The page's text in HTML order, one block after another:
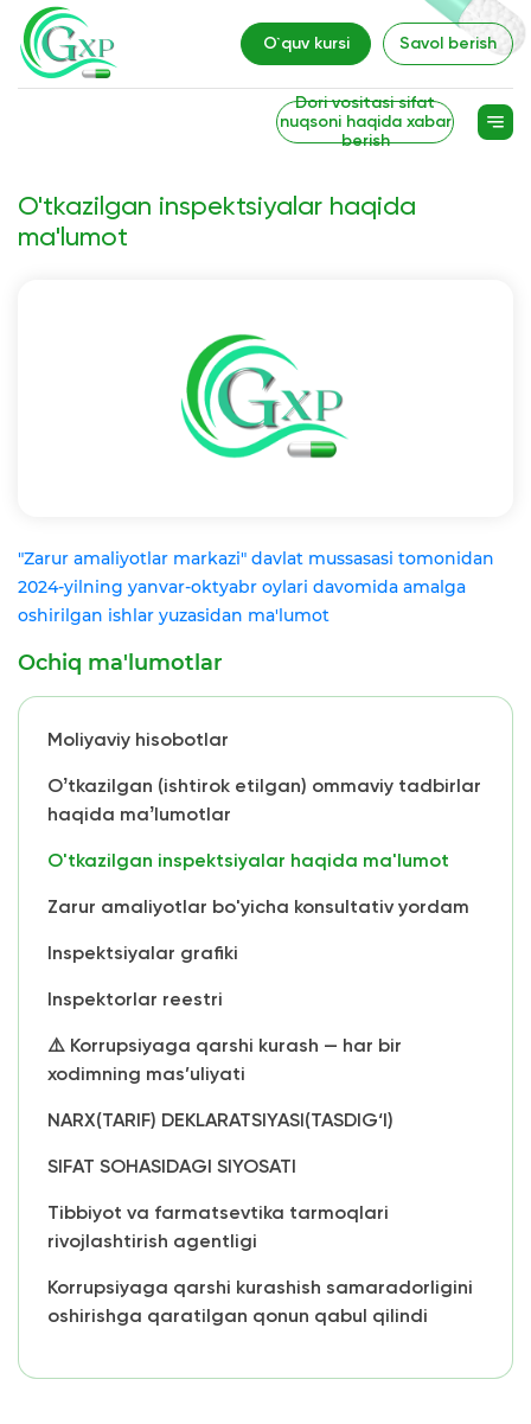
O`quv kursi Savol berish
Dori vositasi sifat
nuqsoni haqida xabar
berish
O'tkazilgan inspektsiyalar haqida
ma'lumot
"Zarur amaliyotlar markazi" davlat mussasasi tomonidan
2024-yilning yanvar-oktyabr oylari davomida amalga
oshirilgan ishlar yuzasidan ma'lumot
Ochiq ma'lumotlar
Moliyaviy hisobotlar
Oʼtkazilgan (ishtirok etilgan) ommaviy tadbirlar
haqida maʼlumotlar
O'tkazilgan inspektsiyalar haqida ma'lumot
Zarur amaliyotlar bo'yicha konsultativ yordam
Inspektsiyalar grafiki
Inspektorlar reestri
⚠️ Korrupsiyaga qarshi kurash — har bir
xodimning mas’uliyati
NARX(TARIF) DEKLARATSIYASI(TASDIG‘I)
SIFAT SOHASIDAGI SIYOSATI
Tibbiyot va farmatsevtika tarmoqlari
rivojlashtirish agentligi
Korrupsiyaga qarshi kurashish samaradorligini
oshirishga qaratilgan qonun qabul qilindi